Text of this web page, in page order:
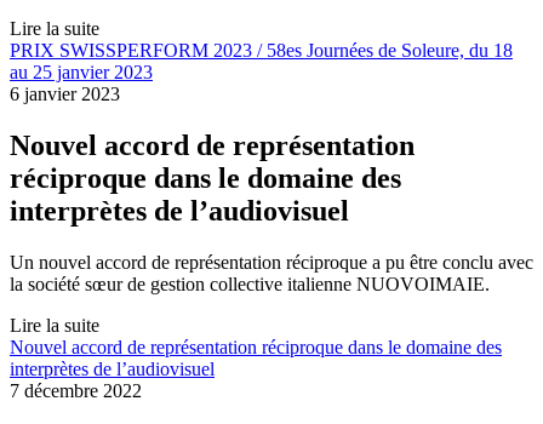
Lire la suite
PRIX SWISSPERFORM 2023 / 58es Journées de Soleure, du 18
au 25 janvier 2023
6 janvier 2023
Nouvel accord de représentation
réciproque dans le domaine des
interprètes de l’audiovisuel
Un nouvel accord de représentation réciproque a pu être conclu avec
la société sœur de gestion collective italienne NUOVOIMAIE.
Lire la suite
Nouvel accord de représentation réciproque dans le domaine des
interprètes de l’audiovisuel
7 décembre 2022